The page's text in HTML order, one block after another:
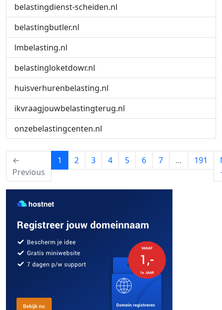
belastingdienst-scheiden.nl
belastingbutler.nl
lmbelasting.nl
belastingloketdowr.nl
huisverhurenbelasting.nl
ikvraagjouwbelastingterug.nl
onzebelastingcenten.nl
←
Previous
1 (current)
2 3 4 5 6 7 … 191